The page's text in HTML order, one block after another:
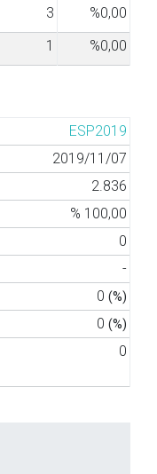
3
%0,00
1 %0,00
ESP2019
2019/11/07
2.836
% 100,00
0
-
0 (%)
0 (%)
0